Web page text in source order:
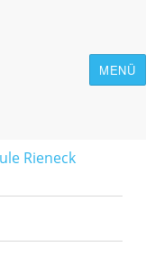
MENÜ